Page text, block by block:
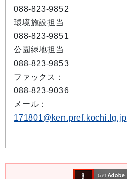
088-823-9852
環境施設担当
088-823-9851
公園緑地担当
088-823-9853
ファックス：
088-823-9036
メール：
171801@ken.pref.kochi.lg.jp